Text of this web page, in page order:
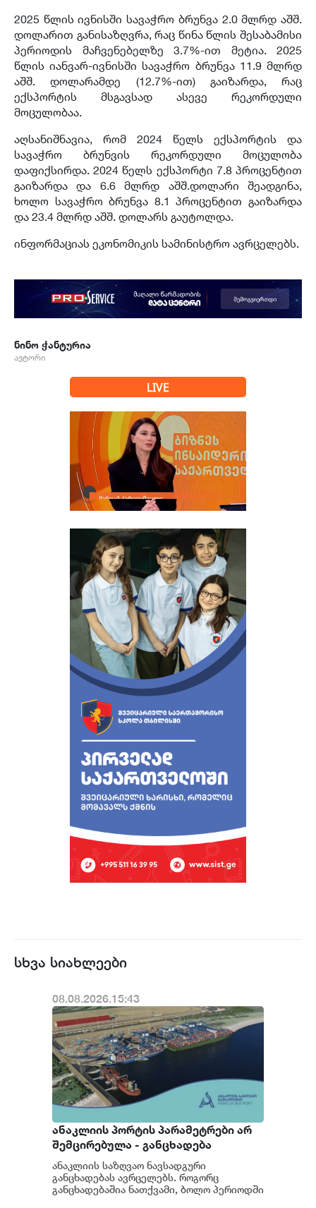
2025 წლის ივნისში სავაჭრო ბრუნვა 2.0 მლრდ აშშ.
დოლარით განისაზღვრა, რაც წინა წლის შესაბამისი
პერიოდის მაჩვენებელზე 3.7%-ით მეტია. 2025
წლის იანვარ-ივნისში სავაჭრო ბრუნვა 11.9 მლრდ
აშშ. დოლარამდე (12.7%-ით) გაიზარდა, რაც
ექსპორტის მსგავსად ასევე რეკორდული
მოცულობაა.
აღსანიშნავია, რომ 2024 წელს ექსპორტის და
სავაჭრო ბრუნვის რეკორდული მოცულობა
დაფიქსირდა. 2024 წელს ექსპორტი 7.8 პროცენტით
გაიზარდა და 6.6 მლრდ აშშ.დოლარი შეადგინა,
ხოლო სავაჭრო ბრუნვა 8.1 პროცენტით გაიზარდა
და 23.4 მლრდ აშშ. დოლარს გაუტოლდა.
ინფორმაციას ეკონომიკის სამინისტრო ავრცელებს.
ნინო ჭანტურია
ავტორი
LIVE
სხვა სიახლეები
08.08.2026.15:43
ანაკლიის პორტის პარამეტრები არ
შემცირებულა - განცხადება
ანაკლიის საზღვაო ნავსადგური
განცხადებას ავრცელებს. როგორც
განცხადებაშია ნათქვამი, ბოლო პერიოდში